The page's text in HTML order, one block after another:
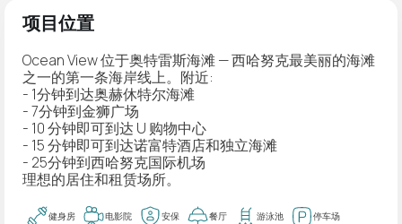
项目位置
Ocean View 位于奥特雷斯海滩 — 西哈努克最美丽的海滩
之一的第一条海岸线上。附近:
- 1分钟到达奥赫休特尔海滩
- 7分钟到金狮广场
- 10 分钟即可到达 U 购物中心
- 15 分钟即可到达诺富特酒店和独立海滩
- 25分钟到西哈努克国际机场
理想的居住和租赁场所。
健身房 电影院 安保 餐厅 游泳池 停车场